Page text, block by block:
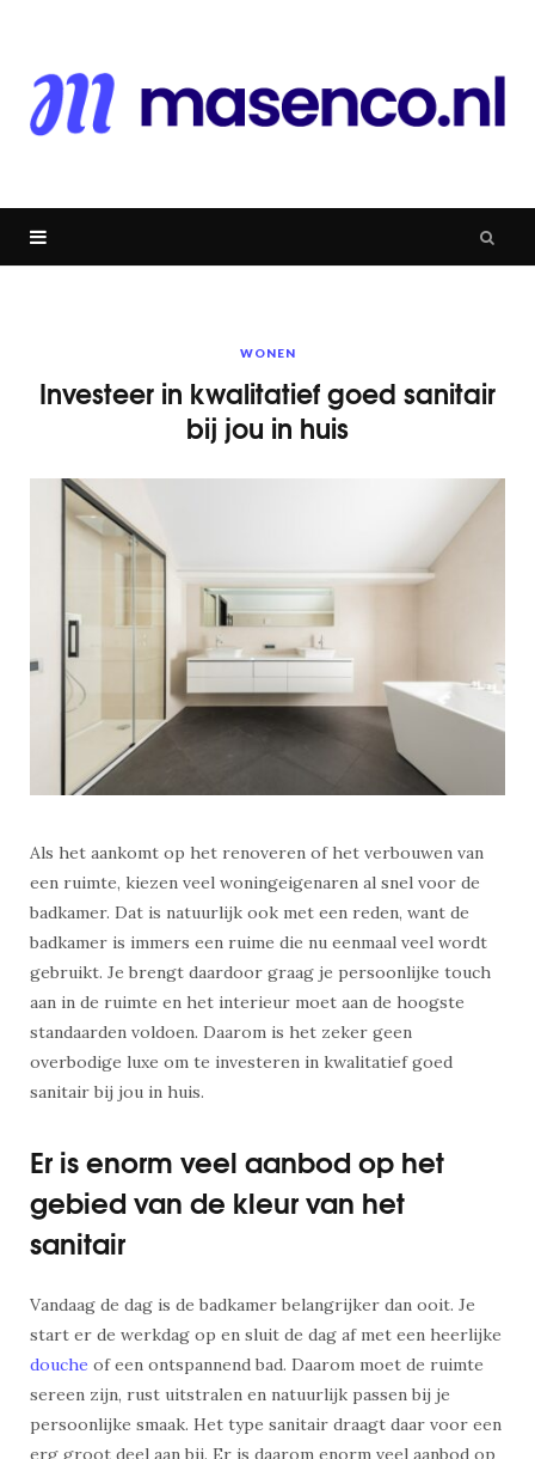
WONEN
Investeer in kwalitatief goed sanitair
bij jou in huis
Als het aankomt op het renoveren of het verbouwen van
een ruimte, kiezen veel woningeigenaren al snel voor de
badkamer. Dat is natuurlijk ook met een reden, want de
badkamer is immers een ruime die nu eenmaal veel wordt
gebruikt. Je brengt daardoor graag je persoonlijke touch
aan in de ruimte en het interieur moet aan de hoogste
standaarden voldoen. Daarom is het zeker geen
overbodige luxe om te investeren in kwalitatief goed
sanitair bij jou in huis.
Er is enorm veel aanbod op het
gebied van de kleur van het
sanitair
Vandaag de dag is de badkamer belangrijker dan ooit. Je
start er de werkdag op en sluit de dag af met een heerlijke
douche of een ontspannend bad. Daarom moet de ruimte
sereen zijn, rust uitstralen en natuurlijk passen bij je
persoonlijke smaak. Het type sanitair draagt daar voor een
erg groot deel aan bij. Er is daarom enorm veel aanbod op